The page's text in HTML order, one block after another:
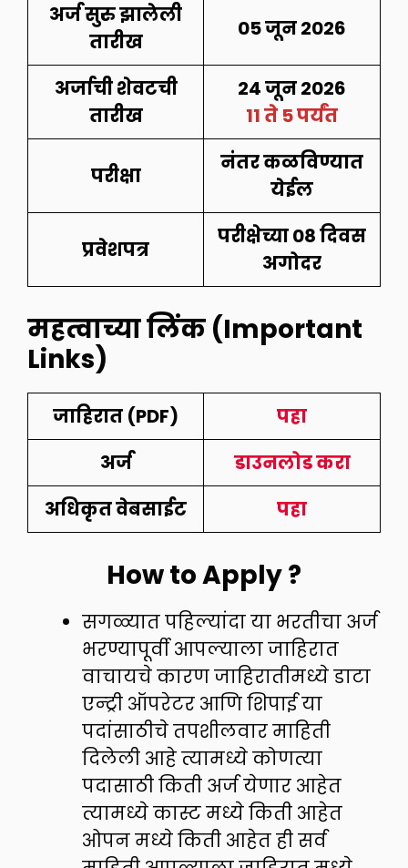
अर्ज सुरु झालेली
तारीख
05 जून 2026
अर्जाची शेवटची
तारीख
24 जून 2026
11 ते 5 पर्यंत
परीक्षा
नंतर कळविण्यात
येईल
प्रवेशपत्र
परीक्षेच्या 08 दिवस
अगोदर
महत्वाच्या लिंक (Important
Links)
जाहिरात (PDF)
पहा
अर्ज
डाउनलोड करा
अधिकृत वेबसाईट
पहा
How to Apply ?
सगळ्यात पहिल्यांदा या भरतीचा अर्ज
भरण्यापूर्वी आपल्याला जाहिरात
वाचायचे कारण जाहिरातीमध्ये डाटा
एन्ट्री ऑपरेटर आणि शिपाई या
पदांसाठीचे तपशीलवार माहिती
दिलेली आहे त्यामध्ये कोणत्या
पदासाठी किती अर्ज येणार आहेत
त्यामध्ये कास्ट मध्ये किती आहेत
ओपन मध्ये किती आहेत ही सर्व